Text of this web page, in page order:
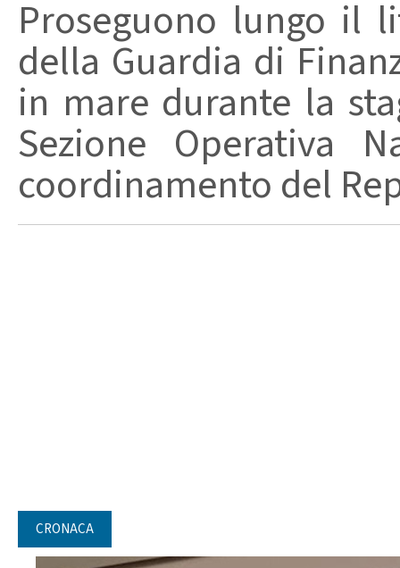
Proseguono lungo il
della Guardia di
in mare durante la
Sezione Operativa
coordinamento del
CRONACA